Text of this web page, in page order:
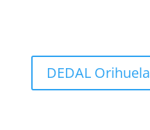
DEDAL Orihuela